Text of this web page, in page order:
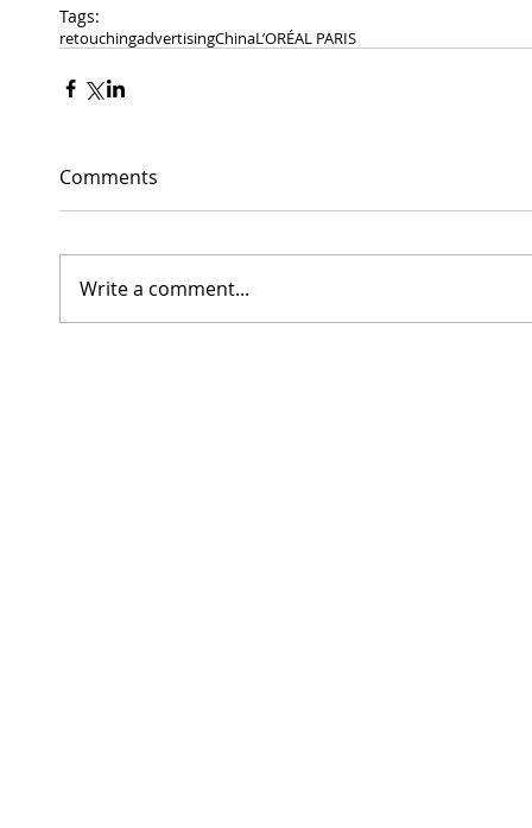
Tags:
retouchingadvertisingChinaL’ORÉAL PARIS
Comments
Write a comment...